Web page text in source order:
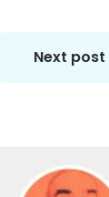
Next post